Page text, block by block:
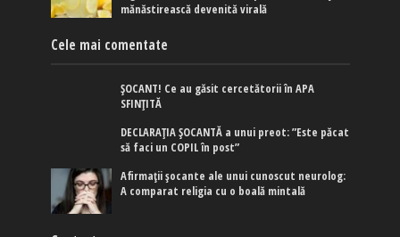
mănăstirească devenită virală
Cele mai comentate
ȘOCANT! Ce au găsit cercetătorii în APA
SFINȚITĂ
DECLARAȚIA ȘOCANTĂ a unui preot: ”Este păcat
să faci un COPIL în post”
Afirmaţii şocante ale unui cunoscut neurolog:
A comparat religia cu o boală mintală